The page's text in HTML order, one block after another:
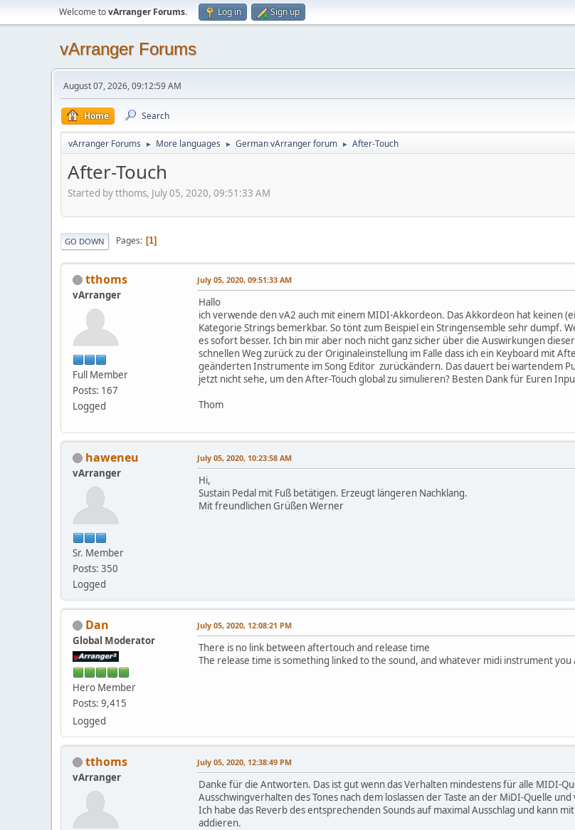
Welcome tovArranger Forums. Log in Sign up
vArranger Forums
August 07, 2026, 09:12:59 AM
Home Search
vArranger Forums ► More languages ► German vArranger forum ► After-Touch
After-Touch
Started by tthoms, July 05, 2020, 09:51:33 AM
GO DOWN Pages 1
tthoms
vArranger
Full Member
Posts: 167
Logged
July 05, 2020, 09:51:33 AM
Hallo
ich verwende den vA2 auch mit einem MIDI-Akkordeon. Das Akkordeon hat keinen
Kategorie Strings bemerkbar. So tönt zum Beispiel ein Stringensemble sehr dumpf.
es sofort besser. Ich bin mir aber noch nicht ganz sicher über die Auswirkungen
schnellen Weg zurück zu der Originaleinstellung im Falle dass ich ein Keyboard mit
geänderten Instrumente im Song Editor zurückändern. Das dauert bei wartendem
jetzt nicht sehe, um den After-Touch global zu simulieren? Besten Dank für Euren
Thom
haweneu
vArranger
Sr. Member
Posts: 350
Logged
July 05, 2020, 10:23:58 AM
Hi,
Sustain Pedal mit Fuß betätigen. Erzeugt längeren Nachklang.
Mit freundlichen Grüßen Werner
Dan
Global Moderator
Hero Member
Posts: 9,415
Logged
July 05, 2020, 12:08:21 PM
There is no link between aftertouch and release time
The release time is something linked to the sound, and whatever midi instrument you
tthoms
vArranger
July 05, 2020, 12:38:49 PM
Danke für die Antworten. Das ist gut wenn das Verhalten mindestens für alle MIDI-
Ausschwingverhalten des Tones nach dem loslassen der Taste an der MiDI-Quelle
Ich habe das Reverb des entsprechenden Sounds auf maximal Ausschlag und kann
addieren.